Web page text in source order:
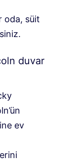
oda, süit
duvar
ev